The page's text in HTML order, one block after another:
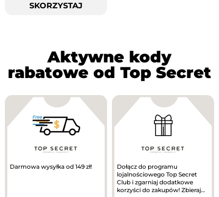
SKORZYSTAJ
Aktywne kody
rabatowe od Top Secret
Darmowa wysyłka od 149 zł!
Dołącz do programu
lojalnościowego Top Secret
Club i zgarniaj dodatkowe
korzyści do zakupów! Zbieraj